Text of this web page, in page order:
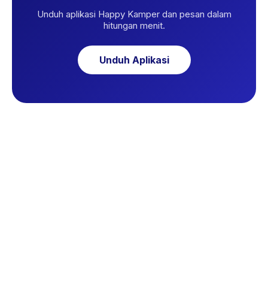
Unduh aplikasi Happy Kamper dan pesan dalam
hitungan menit.
Unduh Aplikasi